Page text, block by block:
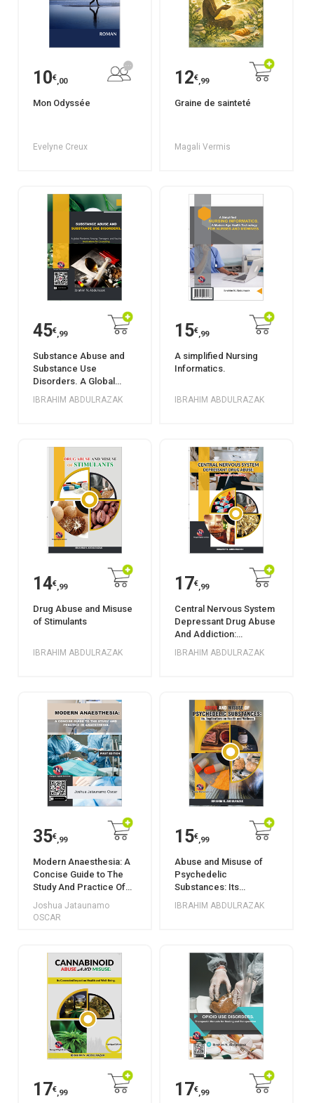
10€,00
Mon Odyssée
Evelyne Creux
12€,99
Graine de sainteté
Magali Vermis
45€,99
Substance Abuse and
Substance Use
Disorders. A Global
Pandemic among
IBRAHIM ABDULRAZAK
15€,99
A simplified Nursing
Informatics.
IBRAHIM ABDULRAZAK
14€,99
Drug Abuse and Misuse
of Stimulants
IBRAHIM ABDULRAZAK
17€,99
Central Nervous System
Depressant Drug Abuse
And Addiction:
Implications For
IBRAHIM ABDULRAZAK
35€,99
Modern Anaesthesia: A
Concise Guide to The
Study And Practice Of
Anaesthesia.
Joshua Jataunamo
OSCAR
15€,99
Abuse and Misuse of
Psychedelic
Substances: Its
Implications on Health
IBRAHIM ABDULRAZAK
17€,99 17€,99